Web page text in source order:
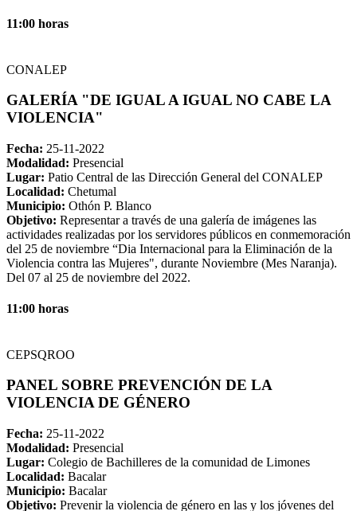
11:00 horas
CONALEP
GALERÍA "DE IGUAL A IGUAL NO CABE LA
VIOLENCIA"
Fecha: 25-11-2022
Modalidad: Presencial
Lugar: Patio Central de las Dirección General del CONALEP
Localidad: Chetumal
Municipio: Othón P. Blanco
Objetivo: Representar a través de una galería de imágenes las
actividades realizadas por los servidores públicos en conmemoración
del 25 de noviembre “Dia Internacional para la Eliminación de la
Violencia contra las Mujeres", durante Noviembre (Mes Naranja).
Del 07 al 25 de noviembre del 2022.
11:00 horas
CEPSQROO
PANEL SOBRE PREVENCIÓN DE LA
VIOLENCIA DE GÉNERO
Fecha: 25-11-2022
Modalidad: Presencial
Lugar: Colegio de Bachilleres de la comunidad de Limones
Localidad: Bacalar
Municipio: Bacalar
Objetivo: Prevenir la violencia de género en las y los jóvenes del